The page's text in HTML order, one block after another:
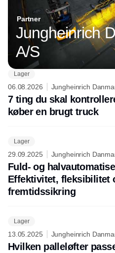
Partner
Jungheinrich
A/S
Lager
06.08.2026
Jungheinrich
A/S
7 ting du skal
køber en brugt truck
Lager
29.09.2025
Jungheinrich
A/S
Fuld- og
Effektivitet, fleksibilitet
fremtidssikring
Lager
13.05.2025
Jungheinrich
A/S
Hvilken palleløfter